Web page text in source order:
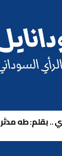
.. بقلم: طه مدثر